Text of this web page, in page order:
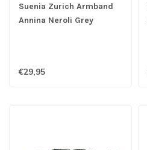
Suenia Zurich Armband
Annina Neroli Grey
€29,95